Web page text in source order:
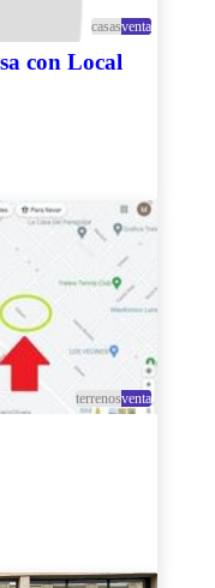
casasventa
con Local
terrenosventa